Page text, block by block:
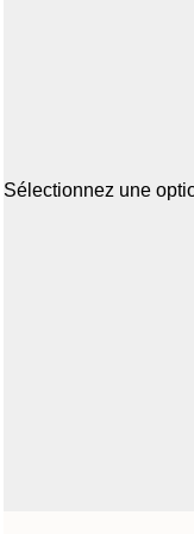
Sélectionnez une